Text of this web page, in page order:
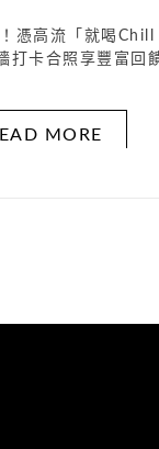
憑高流「就喝Chill
打卡合照享豐富回
MORE